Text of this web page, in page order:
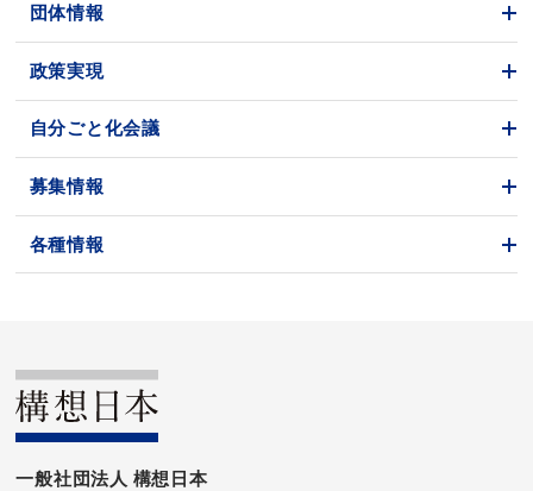
団体情報
政策実現
自分ごと化会議
募集情報
各種情報
一般社団法人 構想日本